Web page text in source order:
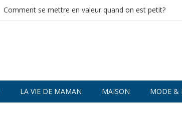
Comment se mettre en valeur quand on est petit?
LA VIE DE MAMAN MAISON MODE &